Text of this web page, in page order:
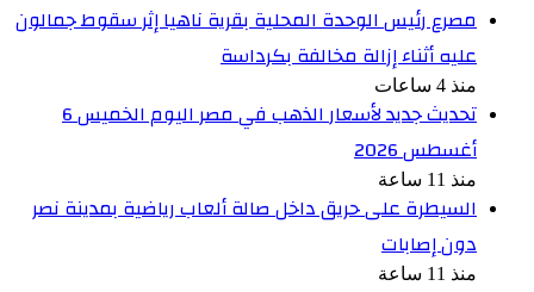
مصرع رئيس الوحدة المحلية بقرية ناهيا إثر سقوط جمالون
عليه أثناء إزالة مخالفة بكرداسة
منذ 4 ساعات
تحديث جديد لأسعار الذهب في مصر اليوم الخميس 6
أغسطس 2026
منذ 11 ساعة
السيطرة على حريق داخل صالة ألعاب رياضية بمدينة نصر
دون إصابات
منذ 11 ساعة